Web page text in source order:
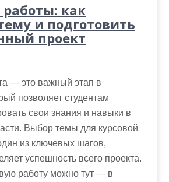
как
и подготовить
проект
— это важный этап в
позволяет студентам
свои знания и навыки в
Выбор темы для курсовой
из ключевых шагов,
успешность всего проекта.
работу можно тут — в